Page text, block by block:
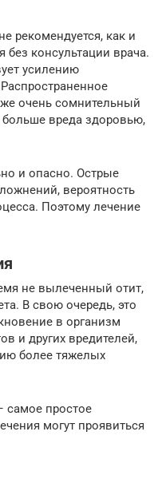
рекомендуется, как и
без консультации врача.
усилению
очень сомнительный
больше вреда здоровью,
и опасно. Острые
вероятность
Поэтому лечение
не вылеченный отит,
В свою очередь, это
в организм
и других вредителей,
более тяжелых
простое
могут проявиться